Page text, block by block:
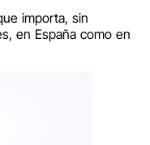
importa, sin
en España como en